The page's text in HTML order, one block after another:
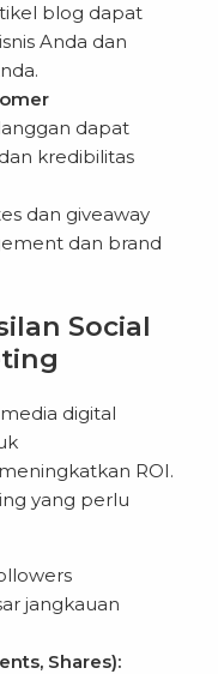
blog dapat
Anda dan
dapat
kredibilitas
dan giveaway
dan brand
Social
digital
ROI.
yang perlu
jangkauan
Shares):